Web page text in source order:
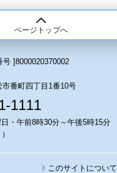
ページトップへ
号 ]8000020370002
番町四丁目1番10号
1111
・午前8時30分～午後5時15分
このサイトについて